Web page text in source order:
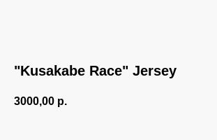
"Kusakabe Race" Jersey
3000,00 р.